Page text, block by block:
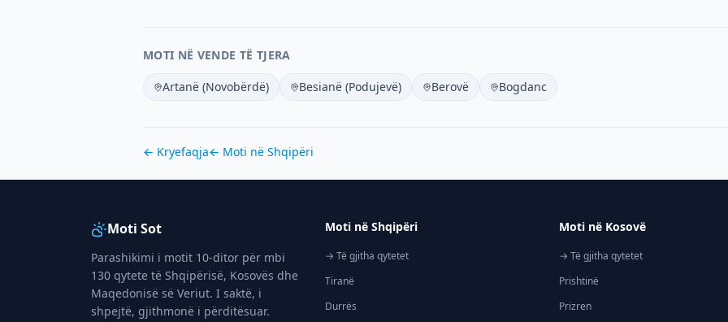
MOTI NË VENDE TË TJERA
Artanë (Novobërdë) Besianë (Podujevë) Berovë Bogdanc
← Kryefaqja← Moti në Shqipëri
Moti Sot
Parashikimi i motit 10-ditor për mbi
130 qytete të Shqipërisë, Kosovës dhe
Maqedonisë së Veriut. I saktë, i
shpejtë, gjithmonë i përditësuar.
Moti në Shqipëri
→ Të gjitha qytetet
Tiranë
Durrës
Moti në Kosovë
→ Të gjitha qytetet
Prishtinë
Prizren